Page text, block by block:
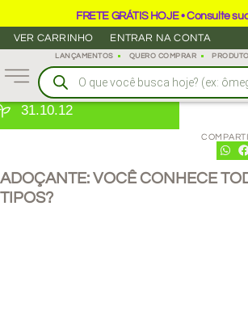
FRETE GRÁTIS HOJE • Consulte
VER CARRINHO
ENTRAR NA CONTA
LANÇAMENTOS QUERO COMPRAR
31.10.12
ADOÇANTE: VOCÊ CONHECE
TIPOS?